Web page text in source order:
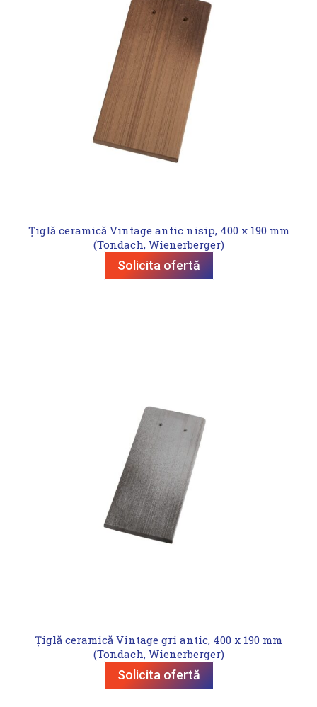
Țiglă ceramică Vintage antic nisip, 400 x 190 mm
(Tondach, Wienerberger)
Solicita ofertă
Țiglă ceramică Vintage gri antic, 400 x 190 mm
(Tondach, Wienerberger)
Solicita ofertă